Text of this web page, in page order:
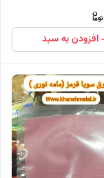
افزودن به سبد